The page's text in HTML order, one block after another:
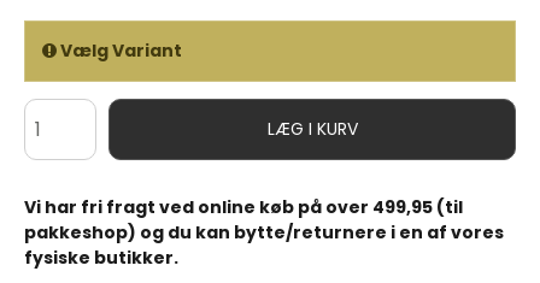
Vælg Variant
LÆG I KURV
Vi har fri fragt ved online køb på over 499,95 (til
pakkeshop) og du kan bytte/returnere i en af vores
fysiske butikker.